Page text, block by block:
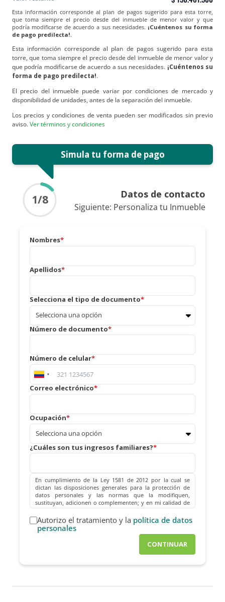
Esta información corresponde al plan de pagos sugerido para esta torre,
que toma siempre el precio desde del inmueble de menor valor y que
podría modificarse de acuerdo a sus necesidades. ¡Cuéntenos su forma
de pago predilecta!.
Esta información corresponde al plan de pagos sugerido para esta
torre, que toma siempre el precio desde del inmueble de menor valor y
que podría modificarse de acuerdo a sus necesidades. ¡Cuéntenos su
forma de pago predilecta!.
El precio del inmueble puede variar por condiciones de mercado y
disponibilidad de unidades, antes de la separación del inmueble.
Los precios y condiciones de venta pueden ser modificados sin previo
aviso.Ver términos y condiciones
Simula tu forma de pago
1/8 Datos de contacto
Siguiente: Personaliza tu Inmueble
Nombres
Apellidos
Selecciona el tipo de documento
Número de documento
Número de celular
Correo electrónico
Ocupación
¿Cuáles son tus ingresos familiares?
En cumplimiento de la Ley 1581 de 2012 por la cual se
dictan las disposiciones generales para la protección de
datos personales y las normas que la modifiquen,
sustituyan, adicionen o complementen; y en mi calidad de
titular de los datos personales; emito mi consentimiento
previo, expreso e informado con una X en el recuadro
inferior, para que la sociedad CONINSA y/o terceros con
los cuales ésta acuerde en todo o en parte la realización de
cualquier actividad relativa o relacionada con el
tratamiento de datos personales en su calidad de
RESPONSABLE y/o ENCARGADA DEL TRATAMIENTO, decida
sobre los datos personales aquí contenidos;
eventos programados por la Compañía por cualquier
Autorizo el tratamiento y la política de datos
personales
CONTINUAR